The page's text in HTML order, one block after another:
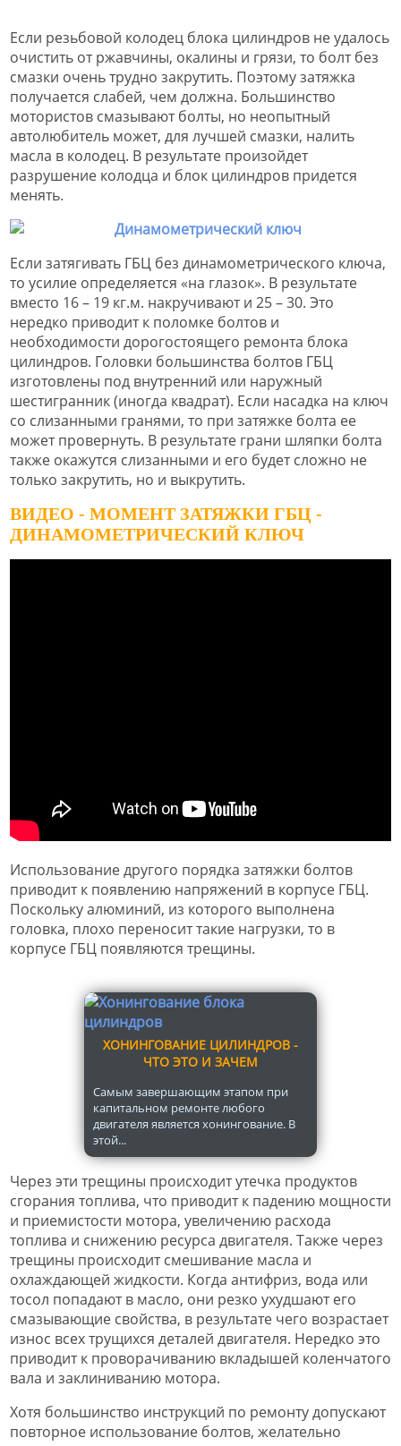
Если резьбовой колодец блока цилиндров не удалось
очистить от ржавчины, окалины и грязи, то болт без
смазки очень трудно закрутить. Поэтому затяжка
получается слабей, чем должна. Большинство
мотористов смазывают болты, но неопытный
автолюбитель может, для лучшей смазки, налить
масла в колодец. В результате произойдет
разрушение колодца и блок цилиндров придется
менять.
Если затягивать ГБЦ без динамометрического ключа,
то усилие определяется «на глазок». В результате
вместо 16 – 19 кг.м. накручивают и 25 – 30. Это
нередко приводит к поломке болтов и
необходимости дорогостоящего ремонта блока
цилиндров. Головки большинства болтов ГБЦ
изготовлены под внутренний или наружный
шестигранник (иногда квадрат). Если насадка на ключ
со слизанными гранями, то при затяжке болта ее
может провернуть. В результате грани шляпки болта
также окажутся слизанными и его будет сложно не
только закрутить, но и выкрутить.
ВИДЕО - МОМЕНТ ЗАТЯЖКИ ГБЦ -
ДИНАМОМЕТРИЧЕСКИЙ КЛЮЧ
Использование другого порядка затяжки болтов
приводит к появлению напряжений в корпусе ГБЦ.
Поскольку алюминий, из которого выполнена
головка, плохо переносит такие нагрузки, то в
корпусе ГБЦ появляются трещины.
ХОНИНГОВАНИЕ ЦИЛИНДРОВ -
ЧТО ЭТО И ЗАЧЕМ
Самым завершающим этапом при
капитальном ремонте любого
двигателя является хонингование. В
этой...
Через эти трещины происходит утечка продуктов
сгорания топлива, что приводит к падению мощности
и приемистости мотора, увеличению расхода
топлива и снижению ресурса двигателя. Также через
трещины происходит смешивание масла и
охлаждающей жидкости. Когда антифриз, вода или
тосол попадают в масло, они резко ухудшают его
смазывающие свойства, в результате чего возрастает
износ всех трущихся деталей двигателя. Нередко это
приводит к проворачиванию вкладышей коленчатого
вала и заклиниванию мотора.
Хотя большинство инструкций по ремонту допускают
повторное использование болтов, желательно